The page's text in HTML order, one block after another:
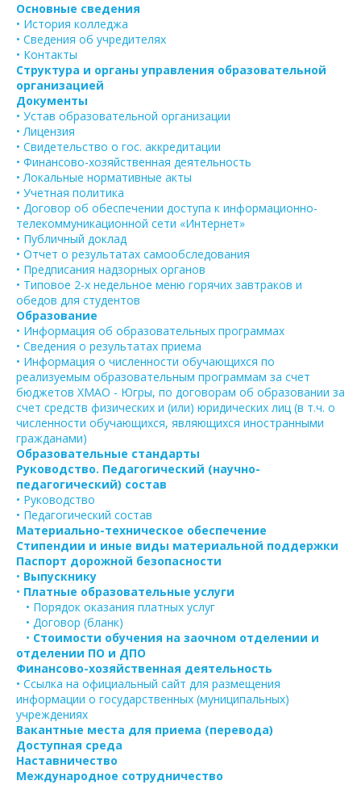
Основные сведения
• История колледжа
• Сведения об учредителях
• Контакты
Структура и органы управления образовательной
организацией
Документы
• Устав образовательной организации
• Лицензия
• Свидетельство о гос. аккредитации
• Финансово-хозяйственная деятельность
• Локальные нормативные акты
• Учетная политика
• Договор об обеспечении доступа к информационно-
телекоммуникационной сети «Интернет»
• Публичный доклад
• Отчет о результатах самообследования
• Предписания надзорных органов
• Типовое 2-х недельное меню горячих завтраков и
обедов для студентов
Образование
• Информация об образовательных программах
• Сведения о результатах приема
• Информация о численности обучающихся по
реализуемым образовательным программам за счет
бюджетов ХМАО - Югры, по договорам об образовании за
счет средств физических и (или) юридических лиц (в т.ч. о
численности обучающихся, являющихся иностранными
гражданами)
Образовательные стандарты
Руководство. Педагогический (научно-
педагогический) состав
• Руководство
• Педагогический состав
Материально-техническое обеспечение
Стипендии и иные виды материальной поддержки
Паспорт дорожной безопасности
• Выпускнику
• Платные образовательные услуги
• Порядок оказания платных услуг
• Договор (бланк)
• Стоимости обучения на заочном отделении и
отделении ПО и ДПО
Финансово-хозяйственная деятельность
• Ссылка на официальный сайт для размещения
информации о государственных (муниципальных)
учреждениях
Вакантные места для приема (перевода)
Доступная среда
Наставничество
Международное сотрудничество